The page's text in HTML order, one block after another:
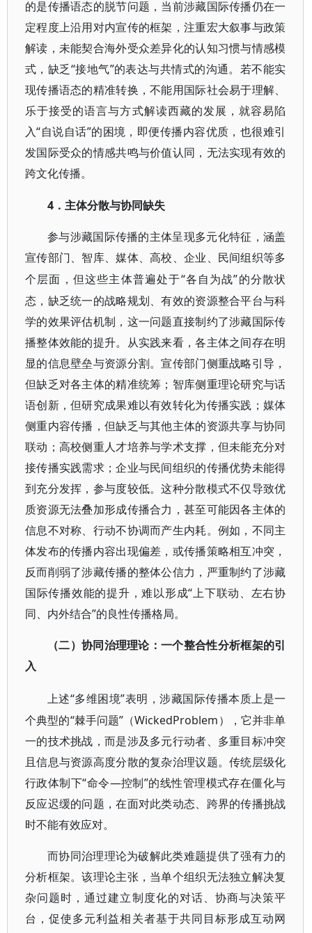
的是传播语态的脱节问题，当前涉藏国际传播仍在一
定程度上沿用对内宣传的框架，注重宏大叙事与政策
解读，未能契合海外受众差异化的认知习惯与情感模
式，缺乏“接地气”的表达与共情式的沟通。若不能实
现传播语态的精准转换，不能用国际社会易于理解、
乐于接受的语言与方式解读西藏的发展，就容易陷
入“自说自话”的困境，即便传播内容优质，也很难引
发国际受众的情感共鸣与价值认同，无法实现有效的
跨文化传播。
4．主体分散与协同缺失
参与涉藏国际传播的主体呈现多元化特征，涵盖
宣传部门、智库、媒体、高校、企业、民间组织等多
个层面，但这些主体普遍处于“各自为战”的分散状
态，缺乏统一的战略规划、有效的资源整合平台与科
学的效果评估机制，这一问题直接制约了涉藏国际传
播整体效能的提升。从实践来看，各主体之间存在明
显的信息壁垒与资源分割。宣传部门侧重战略引导，
但缺乏对各主体的精准统筹；智库侧重理论研究与话
语创新，但研究成果难以有效转化为传播实践；媒体
侧重内容传播，但缺乏与其他主体的资源共享与协同
联动；高校侧重人才培养与学术支撑，但未能充分对
接传播实践需求；企业与民间组织的传播优势未能得
到充分发挥，参与度较低。这种分散模式不仅导致优
质资源无法叠加形成传播合力，甚至可能因各主体的
信息不对称、行动不协调而产生内耗。例如，不同主
体发布的传播内容出现偏差，或传播策略相互冲突，
反而削弱了涉藏传播的整体公信力，严重制约了涉藏
国际传播效能的提升，难以形成“上下联动、左右协
同、内外结合”的良性传播格局。
（二）协同治理理论：一个整合性分析框架的引
入
上述“多维困境”表明，涉藏国际传播本质上是一
个典型的“棘手问题”（WickedProblem），它并非单
一的技术挑战，而是涉及多元行动者、多重目标冲突
且信息与资源高度分散的复杂治理议题。传统层级化
行政体制下“命令—控制”的线性管理模式存在僵化与
反应迟缓的问题，在面对此类动态、跨界的传播挑战
时不能有效应对。
而协同治理理论为破解此类难题提供了强有力的
分析框架。该理论主张，当单个组织无法独立解决复
杂问题时，通过建立制度化的对话、协商与决策平
台，促使多元利益相关者基于共同目标形成互动网